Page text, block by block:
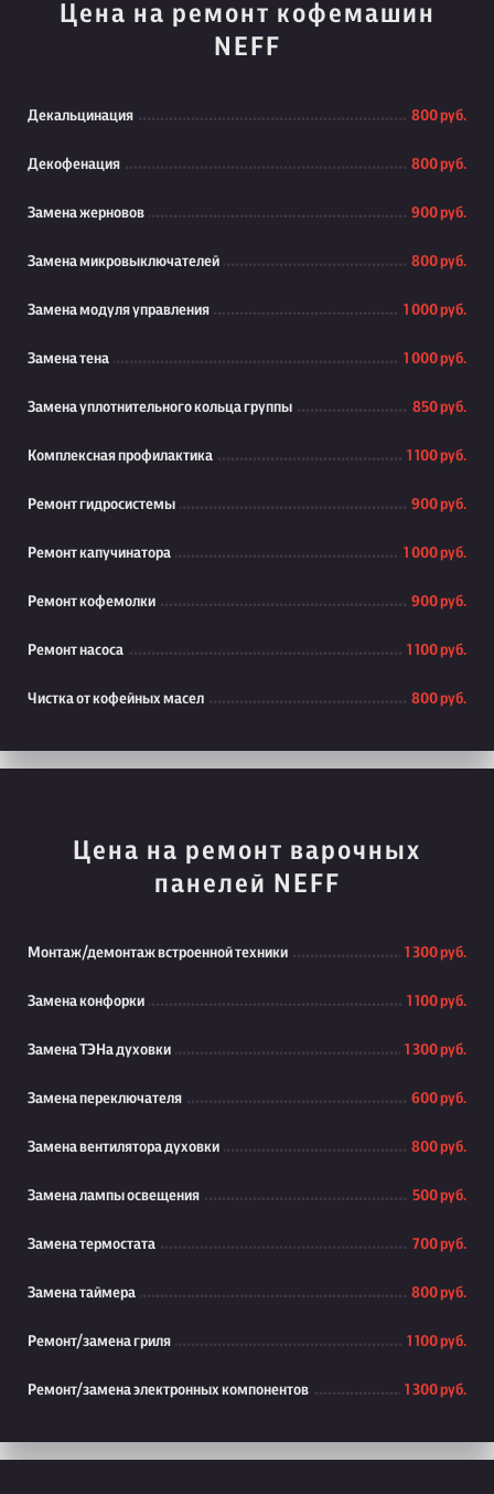
Цена на ремонт кофемашин
NEFF
Декальцинация 800 руб.
Декофенация 800 руб.
Замена жерновов 900 руб.
Замена микровыключателей 800 руб.
Замена модуля управления 1 000 руб.
Замена тена 1 000 руб.
Замена уплотнительного кольца группы 850 руб.
Комплексная профилактика 1 100 руб.
Ремонт гидросистемы 900 руб.
Ремонт капучинатора 1 000 руб.
Ремонт кофемолки 900 руб.
Ремонт насоса 1 100 руб.
Чистка от кофейных масел 800 руб.
Цена на ремонт варочных
панелей NEFF
Монтаж/демонтаж встроенной техники 1 300 руб.
Замена конфорки 1 100 руб.
Замена ТЭНа духовки 1 300 руб.
Замена переключателя 600 руб.
Замена вентилятора духовки 800 руб.
Замена лампы освещения 500 руб.
Замена термостата 700 руб.
Замена таймера 800 руб.
Ремонт/замена гриля 1 100 руб.
Ремонт/замена электронных компонентов 1 300 руб.